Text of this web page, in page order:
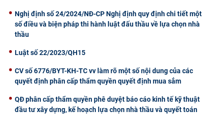
Nghị định số 24/2024/NĐ-CP Nghị định quy định chi tiết một
số điều và biện pháp thi hành luật đấu thầu về lựa chọn nhà
thầu
Luật số 22/2023/QH15
CV số 6776/BYT-KH-TC vv làm rõ một số nội dung của các
quyết định phân cấp thẩm quyền quyết định mua sắm
QĐ phân cấp thẩm quyền phê duyệt báo cáo kinh tế kỹ thuật
đầu tư xây dựng, kế hoạch lựa chọn nhà thầu và quyết toán